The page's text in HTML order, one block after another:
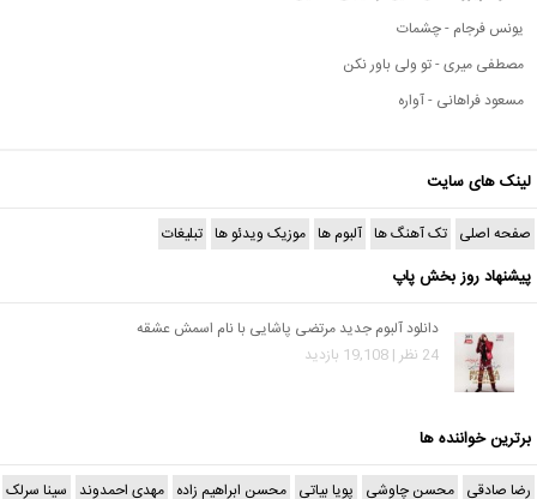
یونس فرجام - چشمات
مصطفی میری - تو ولی باور نکن
مسعود فراهانی - آواره
لینک های سایت
صفحه اصلی تک آهنگ ها آلبوم ها موزیک ویدئو ها تبلیغات
پیشنهاد روز بخش پاپ
دانلود آلبوم جدید مرتضی پاشایی با نام اسمش عشقه
24 نظر | 19,108 بازدید
برترین خواننده ها
رضا صادقی محسن چاوشی پویا بیاتی محسن ابراهیم زاده مهدی احمدوند سینا سرلک